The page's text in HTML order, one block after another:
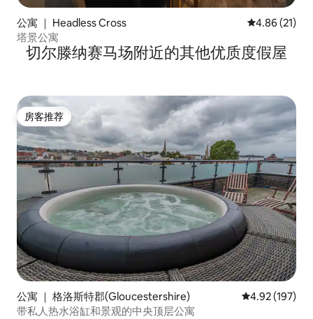
公寓 ｜ Headless Cross 平均评分
4.86 (21)
塔景公寓
切尔滕纳赛马场附近的其他优质度假屋
房客推荐
房客推荐
公寓 ｜ 格洛斯特郡(Gloucestershire) 平均评分 4.92
4.92 (197)
带私人热水浴缸和景观的中央顶层公寓